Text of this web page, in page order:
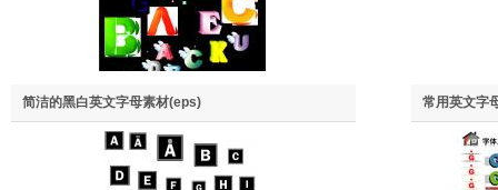
简洁的黑白英文字母素材(eps) 常用英文字